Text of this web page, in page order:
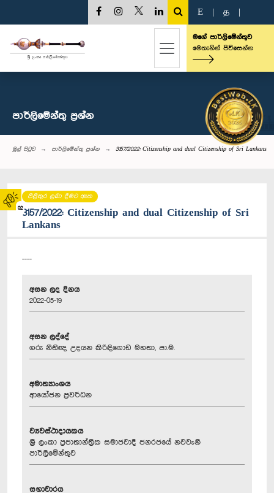
02
E த
මගේ පාර්ලිමේන්තුව
මෙතැනින් පිවිසෙන්න
පාර්ලි‌මේන්තු‌ ප්‍රශ්න
මුල් පිටුව පාර්ලි‌මේන්තු‌ ප්‍රශ්න 3157/2022: Citizenship and dual Citizenship of Sri Lankans
පිළිතුර ලබා දීමට ඇත
3157/2022: Citizenship and dual Citizenship of Sri
Lankans
----
අසන ලද දිනය
2022-05-19
අසන ලද්දේ
ගරු නීතිඥ උදයන කිරිඳිගොඩ මහතා, පා.ම.
අමාත්‍යාංශය
ආයෝජන ප්‍රවර්ධන
ව්‍යවස්ථාදායකය
ශ්‍රී ලංකා ප්‍රජාතාන්ත්‍රික සමාජවාදී ජනරජයේ නවවැනි
පාර්ලිමේන්තුව
සභාවාරය